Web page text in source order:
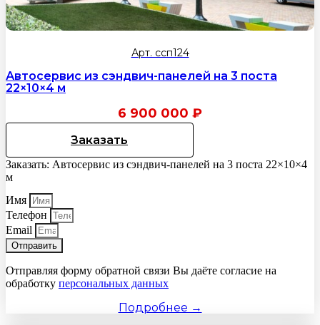
Арт. ссп124
Автосервис из сэндвич-панелей на 3 поста
22×10×4 м
6 900 000 ₽
Заказать
Заказать: Автосервис из сэндвич-панелей на 3 поста 22×10×4
м
Имя
Телефон
Email
Отправить
Отправляя форму обратной связи Вы даёте согласие на
обработку персональных данных
Подробнее →